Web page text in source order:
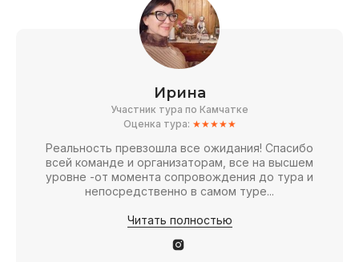
Ирина
Участник тура по Камчатке
Оценка тура: ★★★★★
Реальность превзошла все ожидания! Спасибо
всей команде и организаторам, все на высшем
уровне -от момента сопровождения до тура и
непосредственно в самом туре...
Читать полностью